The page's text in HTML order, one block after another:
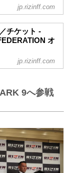
りました。
9 in KOBE
KOBE 大会概要
です。決定次第
サイトにてご案内
行によって終了
jp.rizinff.com
チケット -
オ
更のお知らせ
月）
月）
jp.rizinff.com
9へ参戦